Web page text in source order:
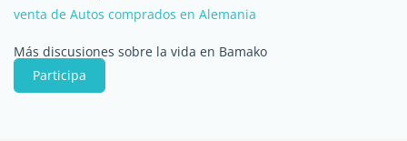
venta de Autos comprados en Alemania
Más discusiones sobre la vida en Bamako
Participa